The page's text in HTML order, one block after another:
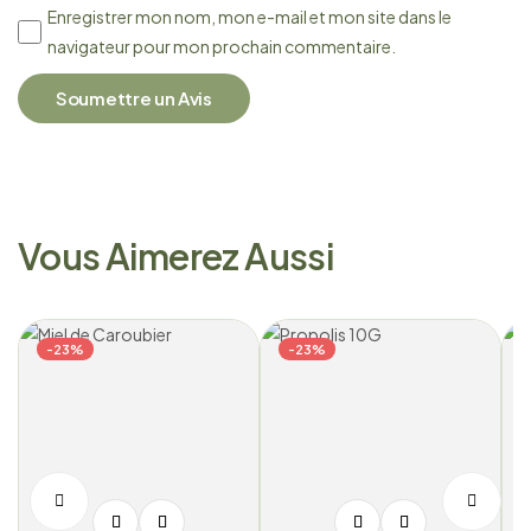
Enregistrer mon nom, mon e-mail et mon site dans le
navigateur pour mon prochain commentaire.
Soumettre un Avis
Vous Aimerez Aussi
-23% -23%